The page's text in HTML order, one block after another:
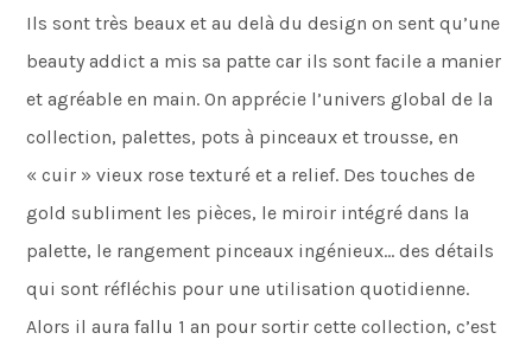
Ils sont très beaux et au delà du design on sent qu’une
beauty addict a mis sa patte car ils sont facile a manier
et agréable en main. On apprécie l’univers global de la
collection, palettes, pots à pinceaux et trousse, en
« cuir » vieux rose texturé et a relief. Des touches de
gold subliment les pièces, le miroir intégré dans la
palette, le rangement pinceaux ingénieux… des détails
qui sont réfléchis pour une utilisation quotidienne.
Alors il aura fallu 1 an pour sortir cette collection, c’est